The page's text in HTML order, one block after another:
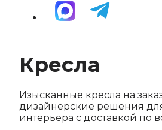
Кресла
Изысканные кресла на
дизайнерские решения
интерьера с доставкой по